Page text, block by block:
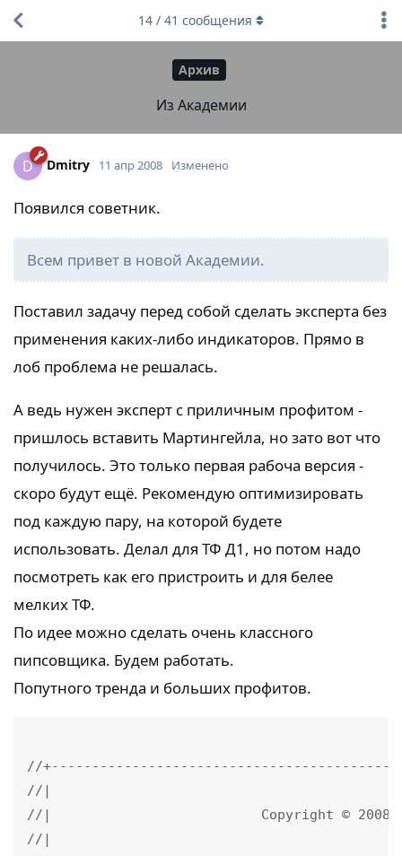
Архив
Из Академии
14 / 41 сообщения
D Dmitry 11 апр 2008 Изменено
Появился советник.
Всем привет в новой Академии.
Поставил задачу перед собой сделать эксперта без
применения каких-либо индикаторов. Прямо в
лоб проблема не решалась.
А ведь нужен эксперт с приличным профитом -
пришлось вставить Мартингейла, но зато вот что
получилось. Это только первая рабоча версия -
скоро будут ещё. Рекомендую оптимизировать
под каждую пару, на которой будете
использовать. Делал для ТФ Д1, но потом надо
посмотреть как его пристроить и для белее
мелких ТФ.
По идее можно сделать очень классного
пипсовщика. Будем работать.
Попутного тренда и больших профитов.
//
//|
//|                          Copyright © 2008,
//|